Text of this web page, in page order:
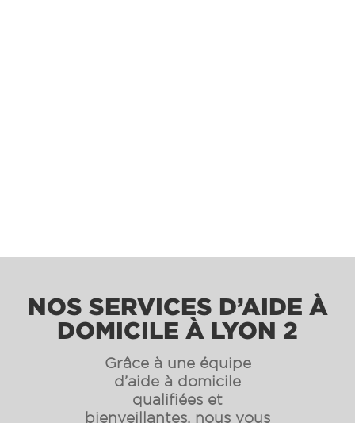
NOS SERVICES D’AIDE À
DOMICILE À LYON 2
Grâce à une équipe
d’aide à domicile
qualifiées et
bienveillantes, nous vous